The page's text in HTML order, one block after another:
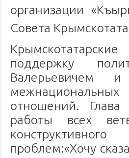
организации
Совета
поддержку
отношений. Глава
работы всех
конструк
проблем:«Хочу